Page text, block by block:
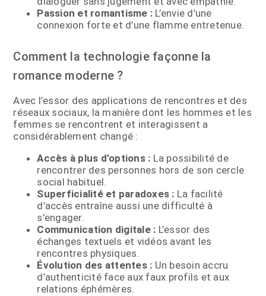
Passion et romantisme : L’envie d’une
connexion forte et d’une flamme entretenue.
Comment la technologie façonne la
romance moderne ?
Avec l’essor des applications de rencontres et des
réseaux sociaux, la manière dont les hommes et les
femmes se rencontrent et interagissent a
considérablement changé :
Accès à plus d’options : La possibilité de
rencontrer des personnes hors de son cercle
social habituel.
Superficialité et paradoxes : La facilité
d’accès entraîne aussi une difficulté à
s’engager.
Communication digitale : L’essor des
échanges textuels et vidéos avant les
rencontres physiques.
Évolution des attentes : Un besoin accru
d’authenticité face aux faux profils et aux
relations éphémères.